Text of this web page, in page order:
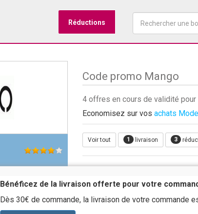
Réductions
Code promo Mango
4 offres en cours de validité
Economisez sur vos achats Mode
Voir tout 1 livraison 3
Bénéficez de la livraison offerte pour votre
Dès 30€ de commande, la livraison de votre commande